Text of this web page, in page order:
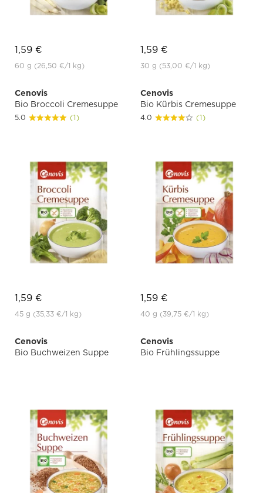
1,59 €
60 g (26,50 €/1 kg)
1,59 €
30 g (53,00 €/1 kg)
Cenovis
Bio Broccoli Cremesuppe
5.0 (1)
1,59 €
45 g (35,33 €/1 kg)
Cenovis
Bio Kürbis Cremesuppe
4.0 (1)
1,59 €
40 g (39,75 €/1 kg)
Cenovis
Bio Buchweizen Suppe
Cenovis
Bio Frühlingssuppe